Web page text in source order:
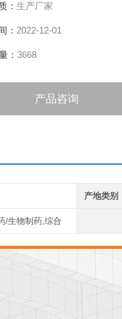
： 生产厂家
： 2022-12-01
： 3668
产品咨询
产地类别
/生物制药,综合